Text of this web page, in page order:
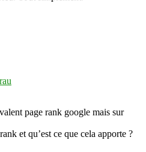
page rank google mais sur
et qu’est ce que cela apporte ?